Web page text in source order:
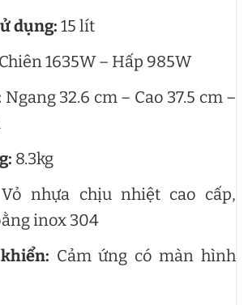
dụng: 15 lít
Chiên 1635W – Hấp 985W
Ngang 32.6 cm – Cao 37.5 cm –
8.3kg
Vỏ nhựa chịu nhiệt cao cấp,
inox 304
Cảm ứng có màn hình